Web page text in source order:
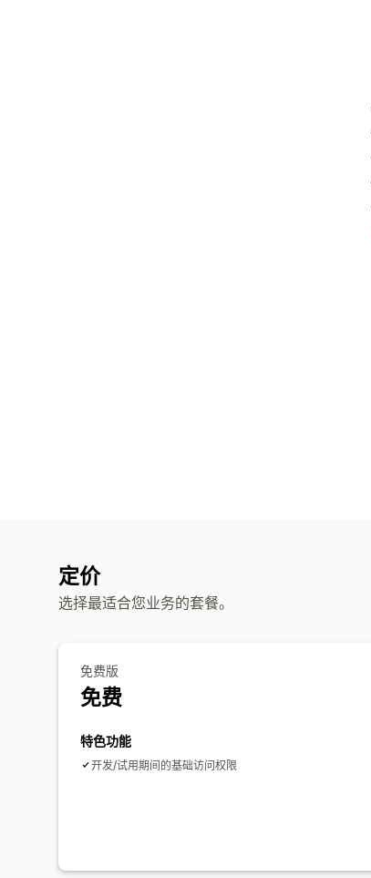
定价
选择最适合您业务的套餐。
免费版
免费
特色功能
开发/试用期间的基础访问权限